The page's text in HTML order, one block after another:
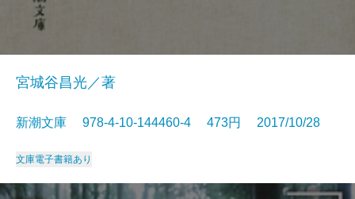
宮城谷昌光／著
新潮文庫 978-4-10-144460-4 473円 2017/10/28
文庫電子書籍あり